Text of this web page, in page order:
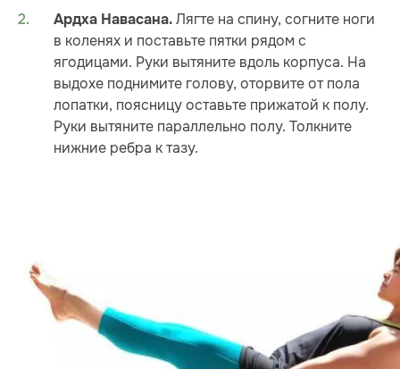
Ардха Навасана. Лягте на спину, согните ноги
в коленях и поставьте пятки рядом с
ягодицами. Руки вытяните вдоль корпуса. На
выдохе поднимите голову, оторвите от пола
лопатки, поясницу оставьте прижатой к полу.
Руки вытяните параллельно полу. Толкните
нижние ребра к тазу.